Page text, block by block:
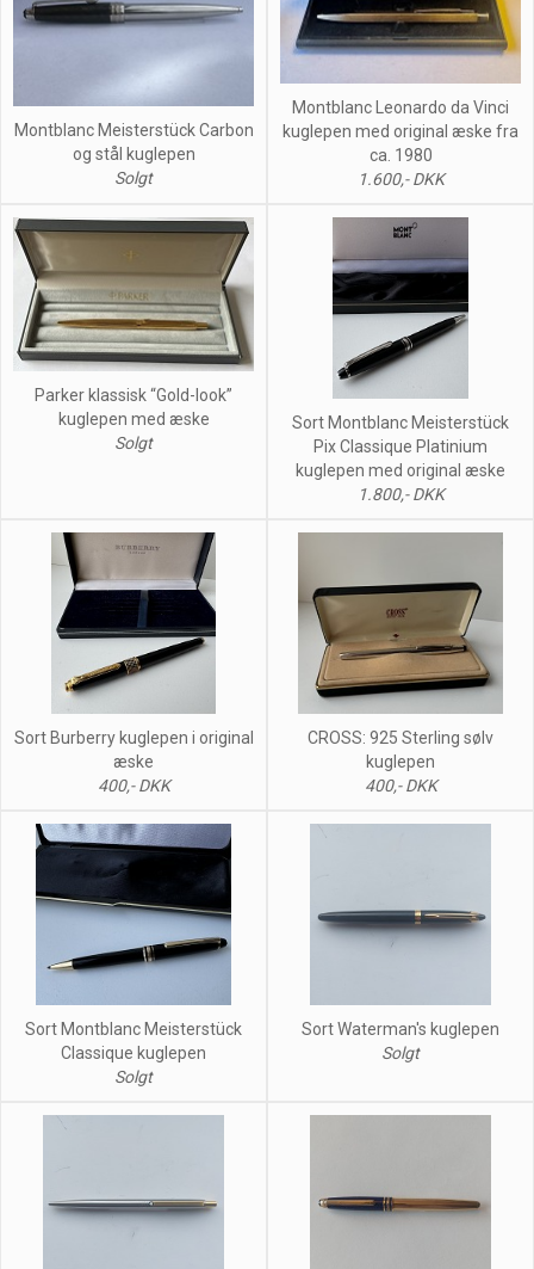
Montblanc Meisterstück Carbon
og stål kuglepen
Solgt
Montblanc Leonardo da Vinci
kuglepen med original æske fra
ca. 1980
1.600,- DKK
Parker klassisk “Gold-look”
kuglepen med æske
Solgt
Sort Montblanc Meisterstück
Pix Classique Platinium
kuglepen med original æske
1.800,- DKK
Sort Burberry kuglepen i original
æske
400,- DKK
CROSS: 925 Sterling sølv
kuglepen
400,- DKK
Sort Montblanc Meisterstück
Classique kuglepen
Solgt
Sort Waterman's kuglepen
Solgt